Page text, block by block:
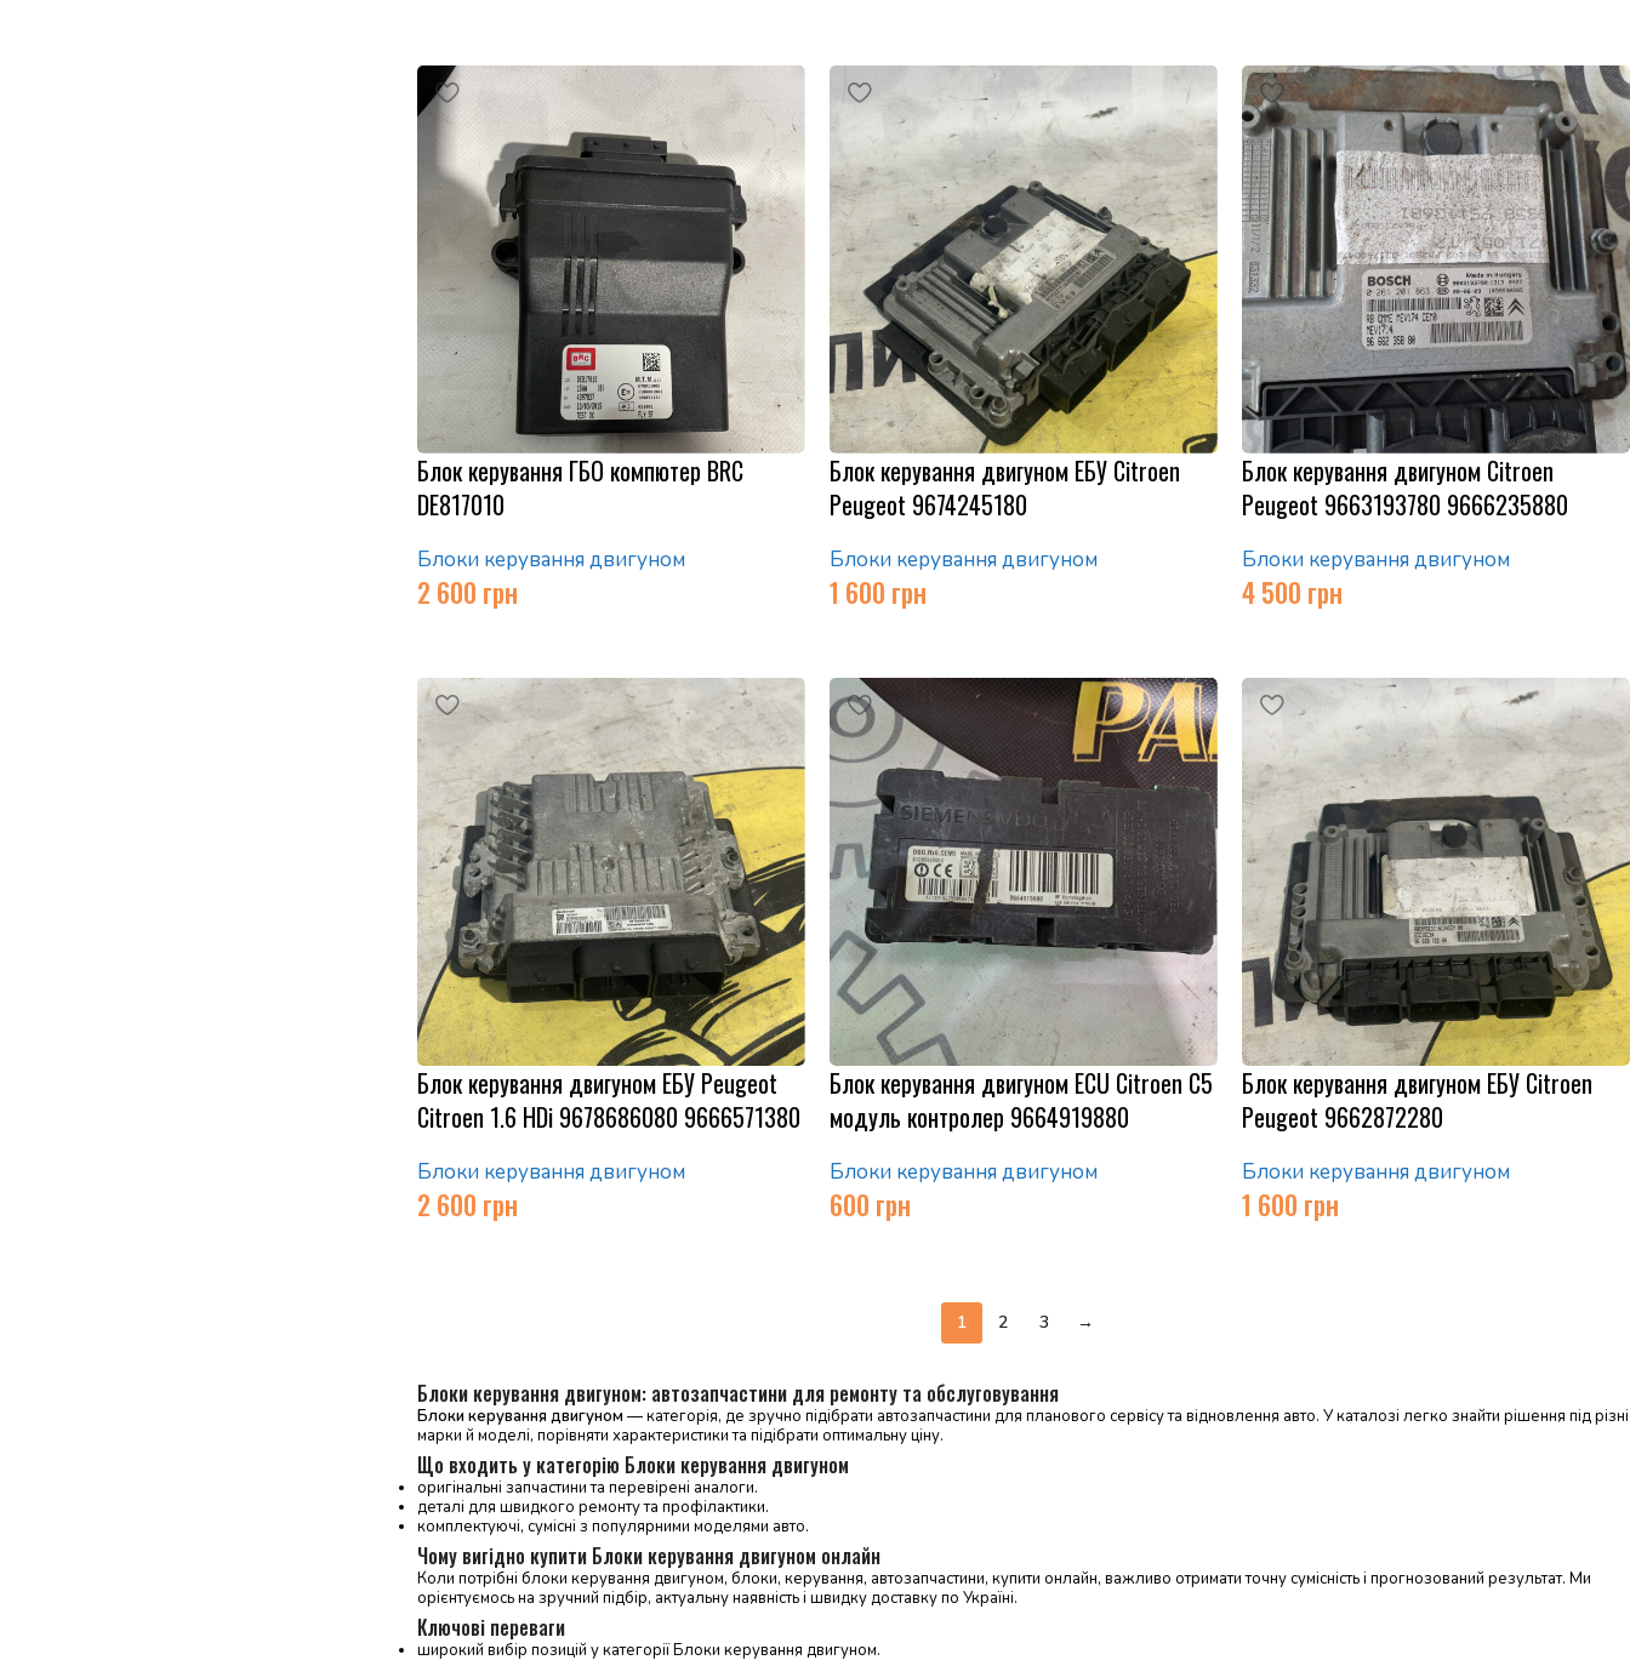
Блок керування ГБО компютер BRC
DE817010
Блоки керування двигуном
2 600 грн
Блок керування двигуном ЕБУ Citroen
Peugeot 9674245180
Блоки керування двигуном
1 600 грн
Блок керування двигуном Citroen
Peugeot 9663193780 9666235880
Блоки керування двигуном
4 500 грн
Блок керування двигуном ЕБУ Peugeot
Citroen 1.6 HDi 9678686080 9666571380
Блоки керування двигуном
2 600 грн
Блок керування двигуном ECU Citroen C5
модуль контролер 9664919880
Блоки керування двигуном
600 грн
Блок керування двигуном ЕБУ Citroen
Peugeot 9662872280
Блоки керування двигуном
1 600 грн
1 2 3 →
Блоки керування двигуном: автозапчастини для ремонту та обслуговування
Блоки керування двигуном — категорія, де зручно підібрати автозапчастини для планового сервісу та відновлення авто. У каталозі легко знайти рішення під різні
марки й моделі, порівняти характеристики та підібрати оптимальну ціну.
Що входить у категорію Блоки керування двигуном
оригінальні запчастини та перевірені аналоги.
деталі для швидкого ремонту та профілактики.
комплектуючі, сумісні з популярними моделями авто.
Чому вигідно купити Блоки керування двигуном онлайн
Коли потрібні блоки керування двигуном, блоки, керування, автозапчастини, купити онлайн, важливо отримати точну сумісність і прогнозований результат. Ми
орієнтуємось на зручний підбір, актуальну наявність і швидку доставку по Україні.
Ключові переваги
широкий вибір позицій у категорії Блоки керування двигуном.